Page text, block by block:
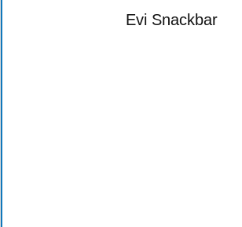
Evi Snackbar